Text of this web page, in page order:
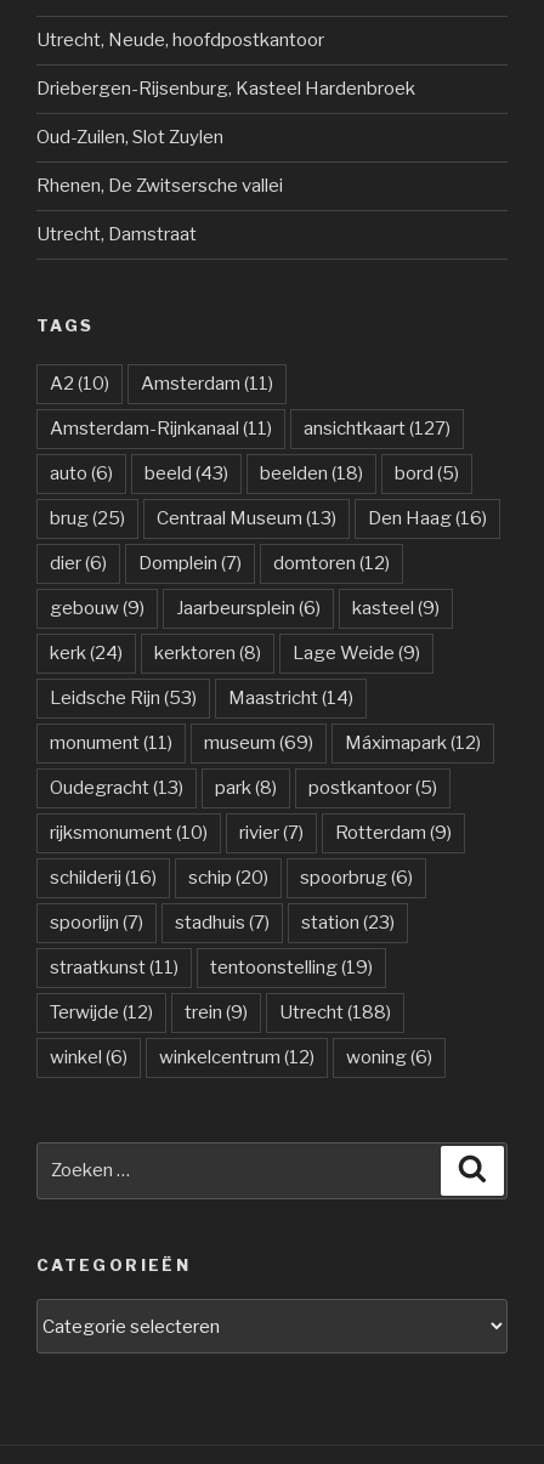
Utrecht, Neude, hoofdpostkantoor
Driebergen-Rijsenburg, Kasteel Hardenbroek
Oud-Zuilen, Slot Zuylen
Rhenen, De Zwitsersche vallei
Utrecht, Damstraat
TAGS
A2 (10) Amsterdam (11)
Amsterdam-Rijnkanaal (11) ansichtkaart(127)
auto (6) beeld (43) beelden (18) bord (5)
brug(25) Centraal Museum (13) Den Haag(16)
dier(6) Domplein (7) domtoren (12)
gebouw(9) Jaarbeursplein (6) kasteel (9)
kerk(24) kerktoren (8) Lage Weide (9)
Leidsche Rijn (53) Maastricht(14)
monument(11) museum (69) Máximapark(12)
Oudegracht(13) park(8) postkantoor(5)
rijksmonument(10) rivier(7) Rotterdam (9)
schilderij (16) schip (20) spoorbrug(6)
spoorlijn (7) stadhuis (7) station (23)
straatkunst(11) tentoonstelling(19)
Terwijde (12) trein (9) Utrecht(188)
winkel (6) winkelcentrum (12) woning(6)
CATEGORIEËN